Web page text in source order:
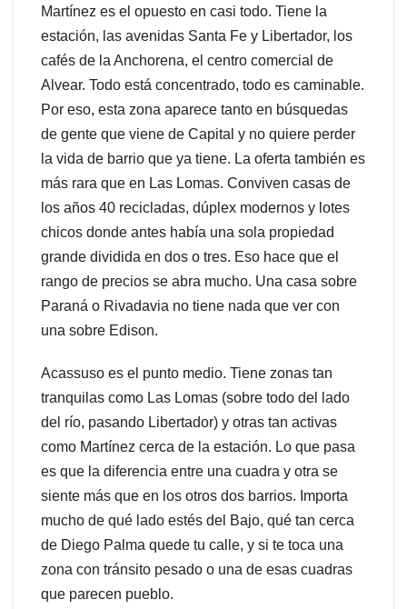
Martínez es el opuesto en casi todo. Tiene la
estación, las avenidas Santa Fe y Libertador, los
cafés de la Anchorena, el centro comercial de
Alvear. Todo está concentrado, todo es caminable.
Por eso, esta zona aparece tanto en búsquedas
de gente que viene de Capital y no quiere perder
la vida de barrio que ya tiene. La oferta también es
más rara que en Las Lomas. Conviven casas de
los años 40 recicladas, dúplex modernos y lotes
chicos donde antes había una sola propiedad
grande dividida en dos o tres. Eso hace que el
rango de precios se abra mucho. Una casa sobre
Paraná o Rivadavia no tiene nada que ver con
una sobre Edison.
Acassuso es el punto medio. Tiene zonas tan
tranquilas como Las Lomas (sobre todo del lado
del río, pasando Libertador) y otras tan activas
como Martínez cerca de la estación. Lo que pasa
es que la diferencia entre una cuadra y otra se
siente más que en los otros dos barrios. Importa
mucho de qué lado estés del Bajo, qué tan cerca
de Diego Palma quede tu calle, y si te toca una
zona con tránsito pesado o una de esas cuadras
que parecen pueblo.